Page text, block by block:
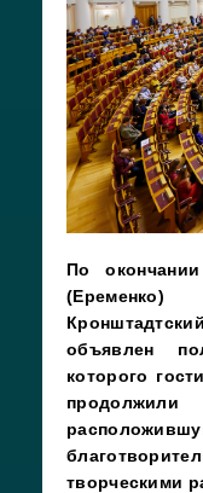
По
объявлен
которого
творческими